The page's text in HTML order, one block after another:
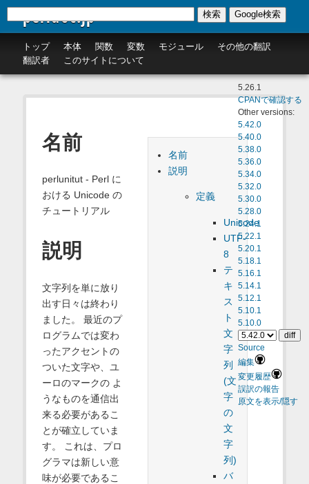
perldoc.jp
トップ 本体 関数 変数 モジュール
その他の翻訳
翻訳者
このサイトについて
検索 Google検索
5.26.1
CPANで確認する
Other versions:
5.42.0
5.40.0
5.38.0
5.36.0
5.34.0
5.32.0
5.30.0
5.28.0
5.24.1
5.22.1
5.20.1
5.18.1
5.16.1
5.14.1
5.12.1
5.10.1
5.10.0
Source
編集
変更履歴
誤訳の報告
原文を表示/隠す
名前
説明
定義
Unicode
UTF-
8
テ
キ
ス
ト
文
字
列
(文
字
の
文
字
列)
バ
名前
perlunitut - Perl に
おける Unicode の
チュートリアル
説明
文字列を単に放り
出す日々は終わり
ました。 最近のプ
ログラムでは変わ
ったアクセントの
ついた文字や、ユ
ーロのマークの よ
うなものを通信出
来る必要があるこ
とが確立していま
す。 これは、プロ
グラマは新しい意
味が必要であるこ